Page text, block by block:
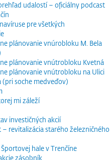
udalostí – oficiálny podcast
pre všetkých
plánovanie vnúrobloku M. Bela
plánovanie vnútrobloku Kvetná
plánovanie vnútrobloku na Ulici
(pri soche medveďov)
mi záleží
investičných akcií
– revitalizácia starého železničného
hale v Trenčíne
zásobník